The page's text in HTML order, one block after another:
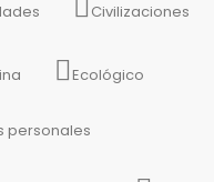
Civilizaciones
Ecológico
personales